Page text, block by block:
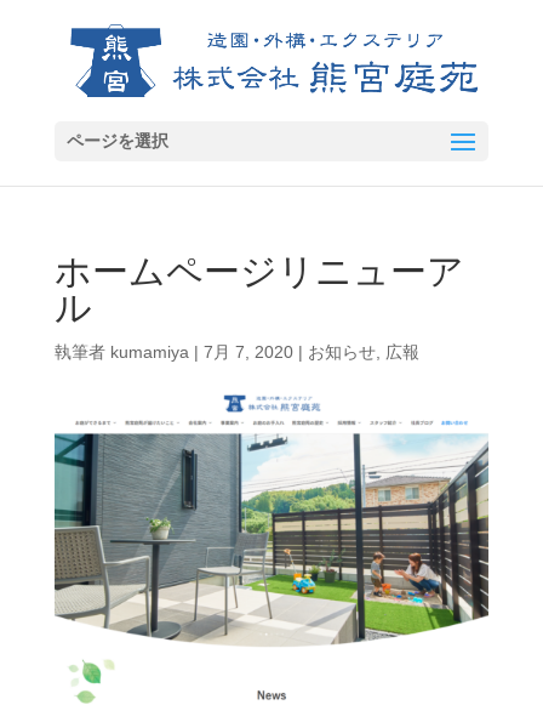
ページを選択
ホームページリニューア
ル
執筆者 kumamiya | 7月 7, 2020| お知らせ, 広報